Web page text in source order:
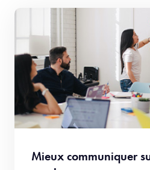
Mieux communiquer